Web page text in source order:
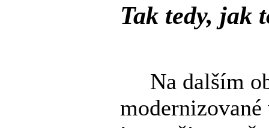
Tak tedy, jak
Na dalším